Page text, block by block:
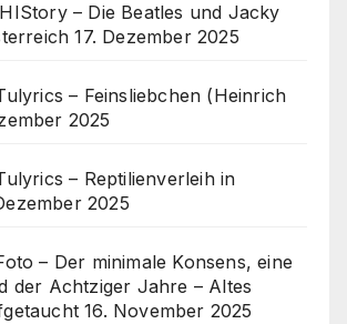
– Die Beatles und Jacky
17. Dezember 2025
– Feinsliebchen (Heinrich
2025
– Reptilienverleih in
2025
– Der minimale Konsens, eine
der Achtziger Jahre – Altes
16. November 2025